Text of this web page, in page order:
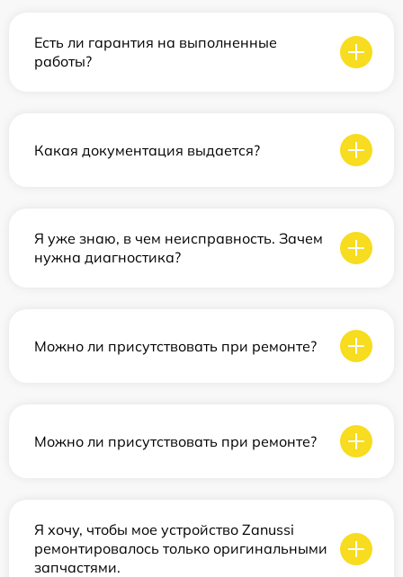
Есть ли гарантия на выполненные
работы?
Какая документация выдается?
Я уже знаю, в чем неисправность. Зачем
нужна диагностика?
Можно ли присутствовать при ремонте?
Можно ли присутствовать при ремонте?
Я хочу, чтобы мое устройство Zanussi
ремонтировалось только оригинальными
запчастями.